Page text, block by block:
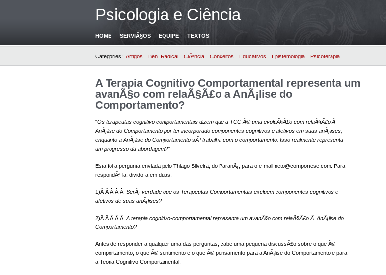
Psicologia e Ciência
HOME SERVIÃ§OS EQUIPE TEXTOS
Categories: Artigos Beh. Radical CiÃªncia Conceitos Educativos Epistemologia Psicoterapia
A Terapia Cognitivo Comportamental representa um
avanÃ§o com relaÃ§Ã£o a AnÃ¡lise do
Comportamento?
“Os terapeutas cognitivo comportamentais dizem que a TCC Ã© uma evoluÃ§Ã£o com relaÃ§Ã£o Ã
AnÃ¡lise do Comportamento por ter incorporado componentes cognitivos e afetivos em suas anÃ¡lises,
enquanto a AnÃ¡lise do Comportamento sÃ³ trabalha com o comportamento. Isso realmente representa
um progresso da abordagem?”
Esta foi a pergunta enviada pelo Thiago Silveira, do ParanÃ¡, para o e-mail neto@comportese.com. Para
respondÃª-la, divido-a em duas:
1)Â Â Â Â Â SerÃ¡ verdade que os Terapeutas Comportamentais excluem componentes cognitivos e
afetivos de suas anÃ¡lises?
2)Â Â Â Â Â A terapia cognitivo-comportamental representa um avanÃ§o com relaÃ§Ã£o Ã AnÃ¡lise do
Comportamento?
Antes de responder a qualquer uma das perguntas, cabe uma pequena discussÃ£o sobre o que Ã©
comportamento, o que Ã© sentimento e o que Ã© pensamento para a AnÃ¡lise do Comportamento e para
a Teoria Cognitivo Comportamental.